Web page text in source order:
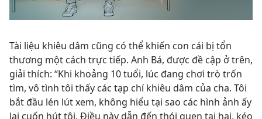
Tài liệu khiêu dâm cũng có thể khiến con cái bị tổn
thương một cách trực tiếp. Anh Bá, được đề cập ở trên,
giải thích: “Khi khoảng 10 tuổi, lúc đang chơi trò trốn
tìm, vô tình tôi thấy các tạp chí khiêu dâm của cha. Tôi
bắt đầu lén lút xem, không hiểu tại sao các hình ảnh ấy
lại cuốn hút tôi. Điều này dẫn đến thói quen tai hại, kéo